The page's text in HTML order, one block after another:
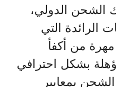
الشحن الدولي،
الرائدة التي
من أكفأ
بشكل احترافي
بمعايير